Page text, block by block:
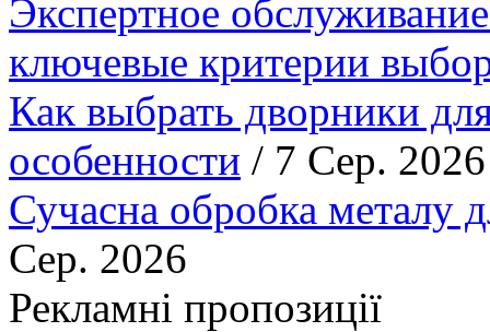
Экспертное
ключевые критерии
Как выбрать дворники
особенности / 7 Сер. 2026
Сучасна обробка металу
Сер. 2026
Рекламні пропозиції